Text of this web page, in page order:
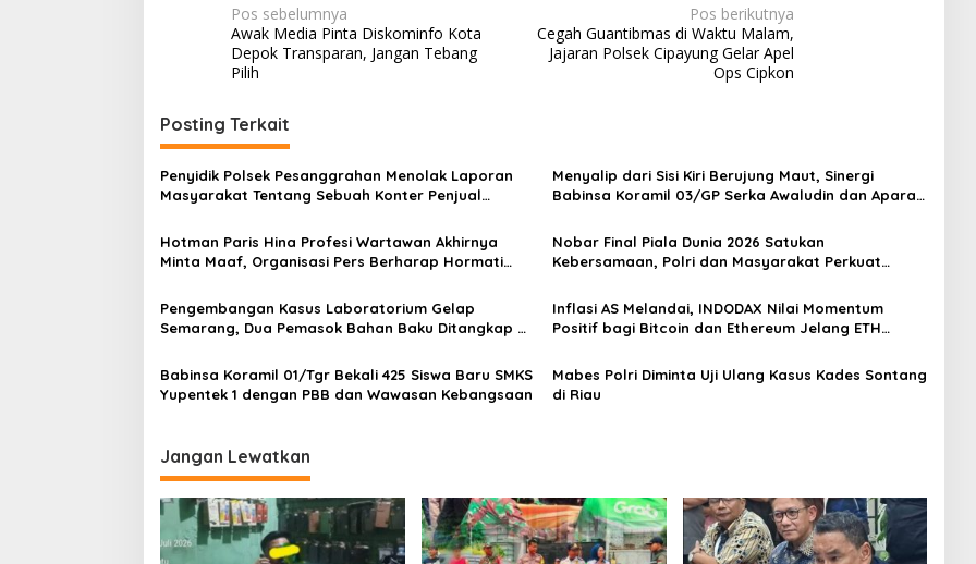
N
a
v
i
g
a
s
i
p
s
Pos sebelumnya
Awak Media Pinta Diskominfo Kota
Depok Transparan, Jangan Tebang
Pilih
Pos berikutnya
Cegah Guantibmas di Waktu Malam,
Jajaran Polsek Cipayung Gelar Apel
Ops Cipkon
Posting Terkait
Penyidik Polsek Pesanggrahan Menolak Laporan
Masyarakat Tentang Sebuah Konter Penjual
Menyalip dari Sisi Kiri Berujung Maut, Sinergi
Babinsa Koramil 03/GP Serka Awaludin dan Aparat
Lalu Lintas di Kemanggisan
Hotman Paris Hina Profesi Wartawan Akhirnya
Minta Maaf, Organisasi Pers Berharap Hormati
Nobar Final Piala Dunia 2026 Satukan
Kebersamaan, Polri dan Masyarakat Perkuat
Pengembangan Kasus Laboratorium Gelap
Semarang, Dua Pemasok Bahan Baku Ditangkap di
Inflasi AS Melandai, INDODAX Nilai Momentum
Positif bagi Bitcoin dan Ethereum Jelang ETH
Babinsa Koramil 01/Tgr Bekali 425 Siswa Baru SMKS
Yupentek 1 dengan PBB dan Wawasan Kebangsaan
Mabes Polri Diminta Uji Ulang Kasus Kades Sontang
di Riau
Jangan Lewatkan